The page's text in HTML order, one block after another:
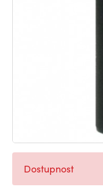
Dostupnost